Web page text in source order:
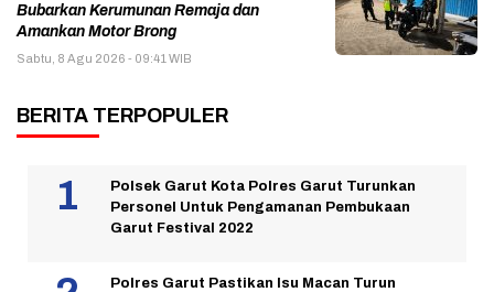
Bubarkan Kerumunan Remaja dan
Amankan Motor Brong
Sabtu, 8 Agu 2026 - 09:41 WIB
BERITA TERPOPULER
Polsek Garut Kota Polres Garut Turunkan
Personel Untuk Pengamanan Pembukaan
Garut Festival 2022
Polres Garut Pastikan Isu Macan Turun